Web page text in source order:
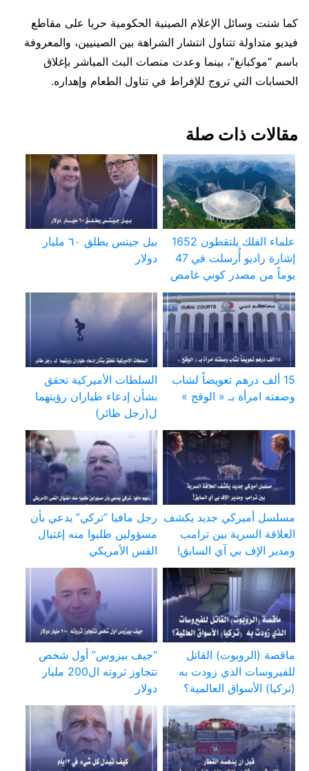
كما شنت وسائل الإعلام الصينية الحكومية حربا على مقاطع
فيديو متداولة تتناول انتشار الشراهة بين الصينيين، والمعروفة
باسم “موكبانغ”، بينما وعدت منصات البث المباشر بإغلاق
الحسابات التي تروج للإفراط في تناول الطعام وإهداره.
مقالات ذات صلة
علماء الفلك يلتقطون 1652
إشارة راديو أُرسلت في 47
يوماً من مصدر كوني غامض
بيل جيتس يطلق ٦٠ مليار
دولار
15 ألف درهم تعويضاً لشاب
وصفته امرأة بـ « الوقح »
السلطات الأميركية تحقق
بشأن إدعاء طياران رؤيتهما
ل(رجل طائر)
مسلسل أميركي جديد يكشف
العلاقة السرية بين ترامب
ومدير الإف بي آي السابق!
رجل مافيا “تركي” يدعي بأن
مسؤولين طلبوا منه إغتيال
القس الأمريكي
ماقصة (الروبوت) القاتل
للفيروسات الذي زودت به
(تركيا) الأسواق العالمية؟
“جيف بيزوس” أول شخص
تتجاوز ثروته ال200 مليار
دولار